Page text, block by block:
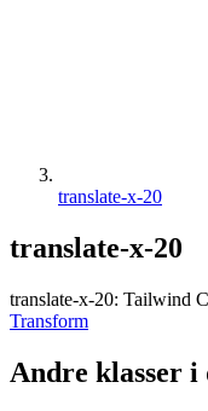
translate-x-20
translate-x-20
translate-x-20: Tailwind
Transform
Andre klasser i